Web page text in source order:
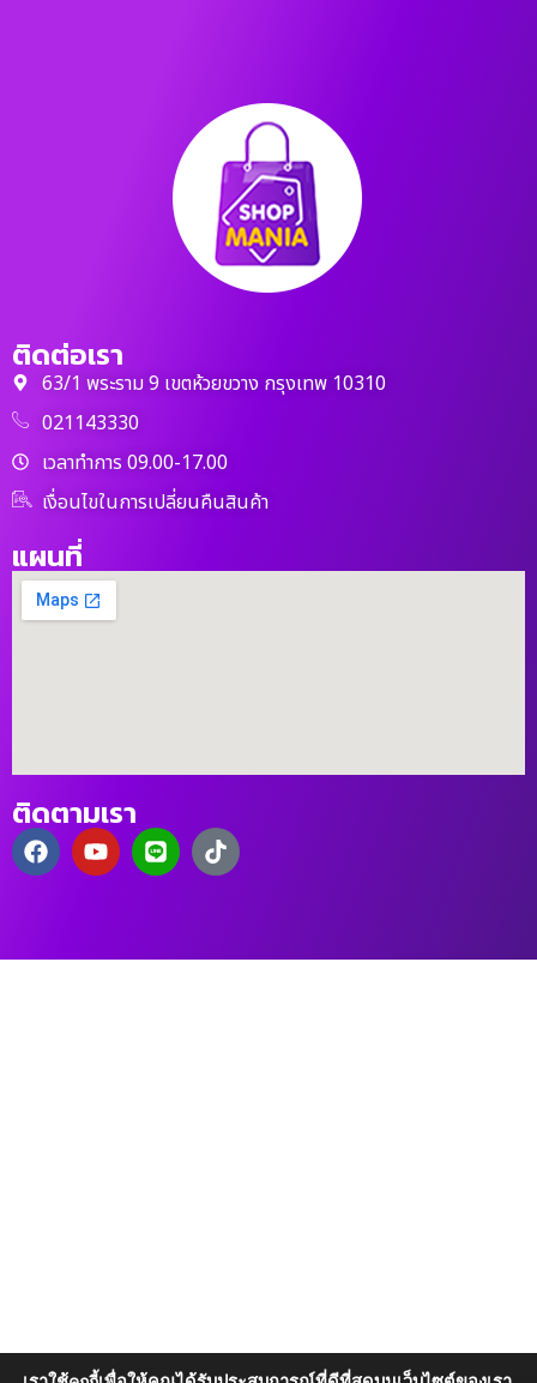
ติดต่อเรา
63/1 พระราม 9 เขตห้วยขวาง กรุงเทพ 10310
021143330
เวลาทำการ 09.00-17.00
เงื่อนไขในการเปลี่ยนคืนสินค้า
แผนที่
ติดตามเรา